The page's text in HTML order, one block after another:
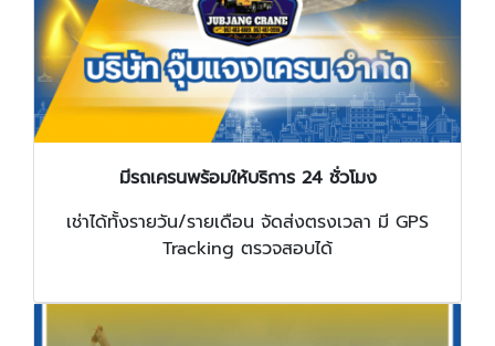
มีรถเครนพร้อมให้บริการ 24 ชั่วโมง
เช่าได้ทั้งรายวัน/รายเดือน จัดส่งตรงเวลา มี GPS
Tracking ตรวจสอบได้